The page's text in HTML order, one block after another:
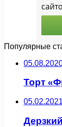
Популярные
Торт
05.02.2021